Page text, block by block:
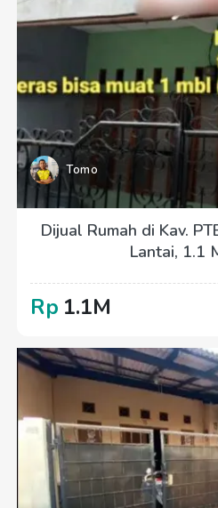
Tomo
Dijual Rumah di Kav.
Lantai, 1.1
Rp 1.1M